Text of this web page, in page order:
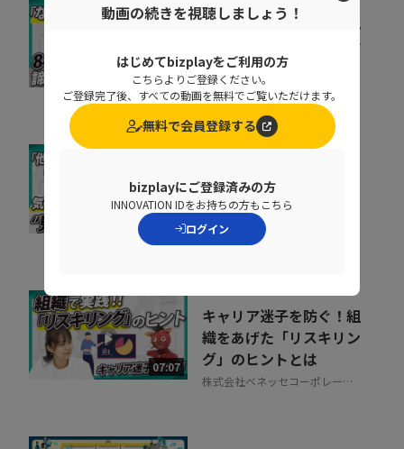
11:37
会社の電話をクラウド化
するメリットとは？電話
業務を効率化する方法
トビラシステムズ株式会社
る？“見えない失注”を
防ぐ営業の仕組み改革
株式会社シャノン
07:07
キャリア迷子を防ぐ！組
織をあげた「リスキリン
グ」のヒントとは
株式会社ベネッセコーポレーシ
動画の続きを視聴しましょう！
はじめてbizplayをご利用の方
こちらよりご登録ください。
ご登録完了後、すべての動画を無料でご覧いただけます。
無料で会員登録する
bizplayにご登録済みの方
INNOVATION IDをお持ちの方もこちら
ログイン